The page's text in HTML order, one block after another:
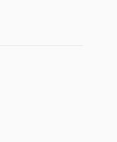
aanbevolen